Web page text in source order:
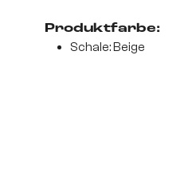
Produktfarbe:
Schale: Beige